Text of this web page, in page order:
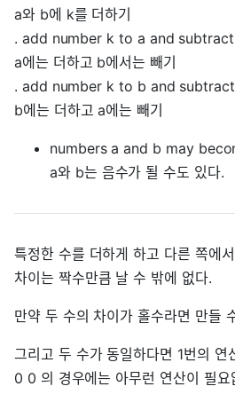
a와 b에 k를 더하기
. add number k to a and
a에는 더하고 b에서는 빼기
. add number k to b and
b에는 더하고 a에는 빼기
numbers a and b may
a와 b는 음수가 될 수도 있다.
특정한 수를 더하게 하고 다른 쪽에
차이는 짝수만큼 날 수 밖에 없다.
만약 두 수의 차이가 홀수라면 만들
그리고 두 수가 동일하다면 1번의 연
0 0 의 경우에는 아무런 연산이 필요